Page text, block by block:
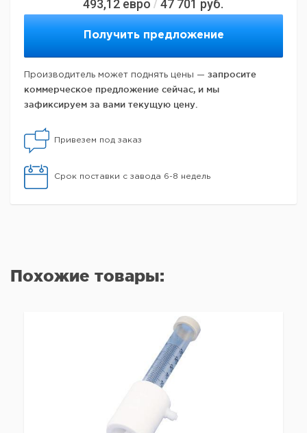
493,12 евро / 47 701 руб.
Получить предложение
Производитель может поднять цены — запросите
коммерческое предложение сейчас, и мы
зафиксируем за вами текущую цену.
Привезем под заказ
Срок поставки с завода 6-8 недель
Похожие товары: